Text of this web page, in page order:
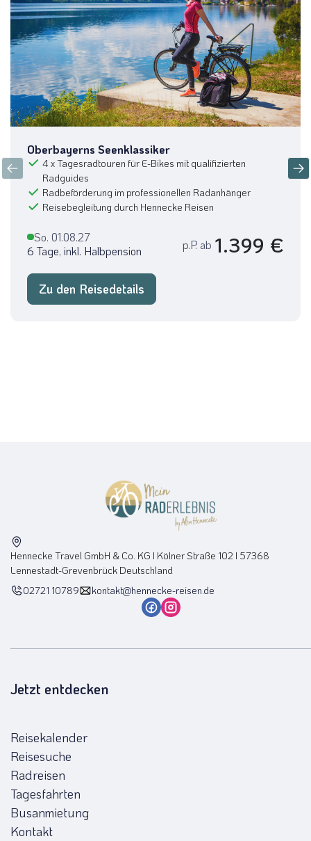
© Ralph Hoppe - www.FooTToo.de
Oberbayerns Seenklassiker
4 x Tagesradtouren für E-Bikes mit qualifizierten
Radguides
Radbeförderung im professionellen Radanhänger
Reisebegleitung durch Hennecke Reisen
So. 01.08.27
6 Tage, inkl. Halbpension
p.P. ab 1.399 €
Zu den Reisedetails
Hennecke Travel GmbH & Co. KG I Kölner Straße 102 I 57368
Lennestadt-Grevenbrück Deutschland
02721 10789
kontakt@hennecke-reisen.de
Jetzt entdecken
Reisekalender
Reisesuche
Radreisen
Tagesfahrten
Busanmietung
Kontakt